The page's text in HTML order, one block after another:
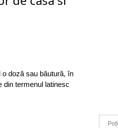
o doză sau băutură, în
din termenul latinesc